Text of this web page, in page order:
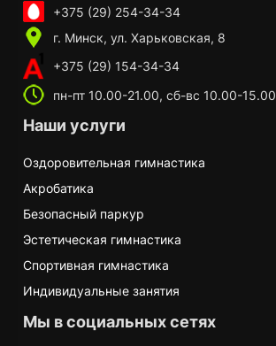
+375 (29) 254-34-34
г. Минск, ул. Харьковская, 8
+375 (29) 154-34-34
пн-пт 10.00-21.00, сб-вс 10.00-15.00
Наши услуги
Оздоровительная гимнастика
Акробатика
Безопасный паркур
Эстетическая гимнастика
Спортивная гимнастика
Индивидуальные занятия
Мы в социальных сетях